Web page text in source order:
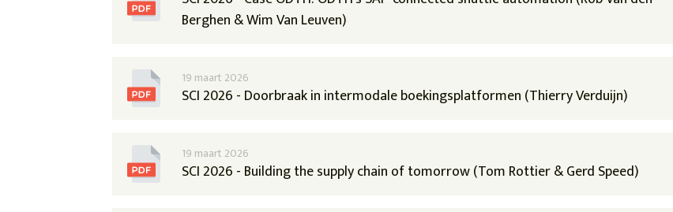
Berghen & Wim Van Leuven)
19 maart 2026
SCI 2026 - Doorbraak in intermodale boekingsplatformen (Thierry Verduijn)
19 maart 2026
SCI 2026 - Building the supply chain of tomorrow (Tom Rottier & Gerd Speed)